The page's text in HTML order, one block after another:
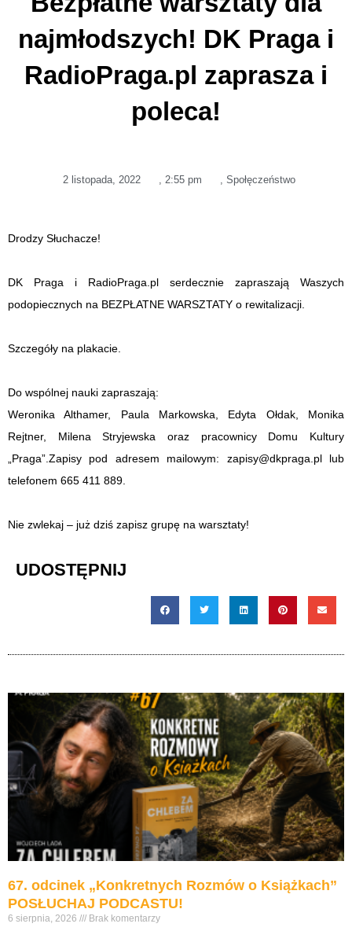
najmłodszych! DK Praga i
RadioPraga.pl zaprasza i
poleca!
2 listopada, 2022 , 2:55 pm , Społęczeństwo
Drodzy Słuchacze!
DK Praga i RadioPraga.pl serdecznie zapraszają Waszych
podopiecznych na BEZPŁATNE WARSZTATY o rewitalizacji.
Szczegóły na plakacie.
Do wspólnej nauki zapraszają:
Weronika Althamer, Paula Markowska, Edyta Ołdak, Monika
Rejtner, Milena Stryjewska oraz pracownicy Domu Kultury
„Praga”.Zapisy pod adresem mailowym: zapisy@dkpraga.pl lub
telefonem 665 411 889.
Nie zwlekaj – już dziś zapisz grupę na warsztaty!
UDOSTĘPNIJ
67. odcinek „Konkretnych Rozmów o Książkach”
POSŁUCHAJ PODCASTU!
6 sierpnia, 2026 Brak komentarzy